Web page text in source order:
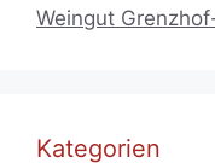
Weingut
Kategorien